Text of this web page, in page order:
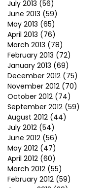
July 2013 (56)
June 2013 (59)
May 2013 (65)
April 2013 (76)
March 2013 (78)
February 2013 (72)
January 2013 (69)
December 2012 (75)
November 2012 (70)
October 2012 (74)
September 2012 (59)
August 2012 (44)
July 2012 (54)
June 2012 (56)
May 2012 (47)
April 2012 (60)
March 2012 (55)
February 2012 (59)